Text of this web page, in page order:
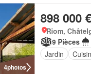
4photos
898 000 €
Riom,
9 Pièces
Jardin